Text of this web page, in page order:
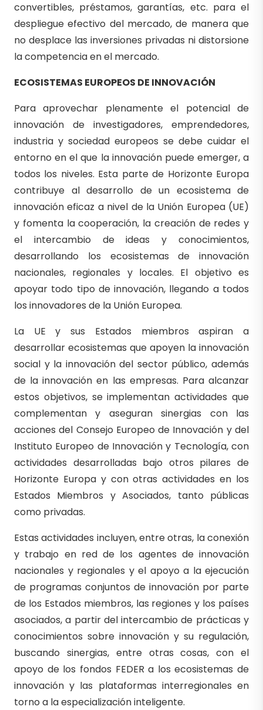
convertibles, préstamos, garantías, etc. para el
despliegue efectivo del mercado, de manera que
no desplace las inversiones privadas ni distorsione
la competencia en el mercado.
ECOSISTEMAS EUROPEOS DE INNOVACIÓN
Para aprovechar plenamente el potencial de
innovación de investigadores, emprendedores,
industria y sociedad europeos se debe cuidar el
entorno en el que la innovación puede emerger, a
todos los niveles. Esta parte de Horizonte Europa
contribuye al desarrollo de un ecosistema de
innovación eficaz a nivel de la Unión Europea (UE)
y fomenta la cooperación, la creación de redes y
el intercambio de ideas y conocimientos,
desarrollando los ecosistemas de innovación
nacionales, regionales y locales. El objetivo es
apoyar todo tipo de innovación, llegando a todos
los innovadores de la Unión Europea.
La UE y sus Estados miembros aspiran a
desarrollar ecosistemas que apoyen la innovación
social y la innovación del sector público, además
de la innovación en las empresas. Para alcanzar
estos objetivos, se implementan actividades que
complementan y aseguran sinergias con las
acciones del Consejo Europeo de Innovación y del
Instituto Europeo de Innovación y Tecnología, con
actividades desarrolladas bajo otros pilares de
Horizonte Europa y con otras actividades en los
Estados Miembros y Asociados, tanto públicas
como privadas.
Estas actividades incluyen, entre otras, la conexión
y trabajo en red de los agentes de innovación
nacionales y regionales y el apoyo a la ejecución
de programas conjuntos de innovación por parte
de los Estados miembros, las regiones y los países
asociados, a partir del intercambio de prácticas y
conocimientos sobre innovación y su regulación,
buscando sinergias, entre otras cosas, con el
apoyo de los fondos FEDER a los ecosistemas de
innovación y las plataformas interregionales en
torno a la especialización inteligente.